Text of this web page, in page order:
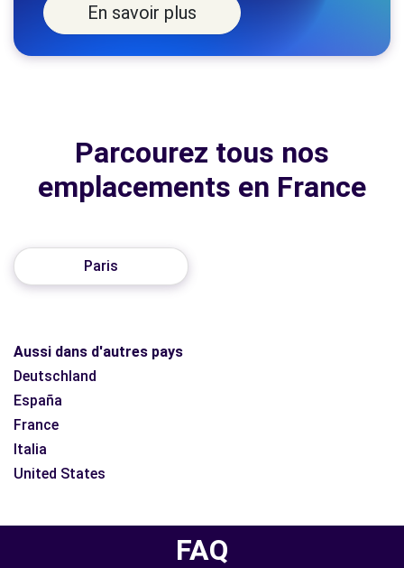
En savoir plus
Parcourez tous nos
emplacements en France
Paris
Aussi dans d'autres pays
Deutschland
España
France
Italia
United States
FAQ